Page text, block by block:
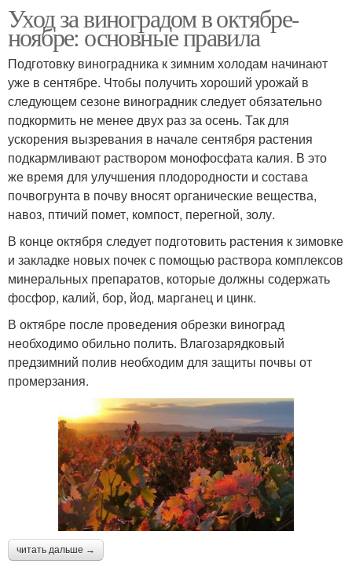
Уход за виноградом в октябре-
ноябре: основные правила
Подготовку виноградника к зимним холодам начинают
уже в сентябре. Чтобы получить хороший урожай в
следующем сезоне виноградник следует обязательно
подкормить не менее двух раз за осень. Так для
ускорения вызревания в начале сентября растения
подкармливают раствором монофосфата калия. В это
же время для улучшения плодородности и состава
почвогрунта в почву вносят органические вещества,
навоз, птичий помет, компост, перегной, золу.
В конце октября следует подготовить растения к зимовке
и закладке новых почек с помощью раствора комплексов
минеральных препаратов, которые должны содержать
фосфор, калий, бор, йод, марганец и цинк.
В октябре после проведения обрезки виноград
необходимо обильно полить. Влагозарядковый
предзимний полив необходим для защиты почвы от
промерзания.
читать дальше →